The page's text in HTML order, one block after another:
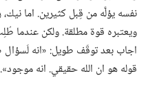
نفسه يؤلَّه من قِبل كثيرين.‏ اما
ويعتبره قوة مطلقة.‏ ولكن عندما
اجاب بعد توقّف طويل:‏ «انه
قوله هو ان الله حقيقي.‏ انه موجود».‏